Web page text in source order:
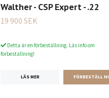
Walther - CSP Expert - .22
19 900 SEK
Detta är en förbeställning. Läs info om
förbeställning!
LÄS MER